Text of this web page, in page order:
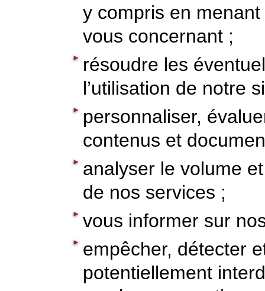
y compris en
vous concernant ;
résoudre les
l’utilisation de notre
personnaliser,
contenus et
analyser le volume
de nos services ;
vous informer sur
empêcher, détecter
potentiellement